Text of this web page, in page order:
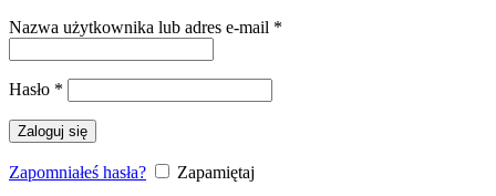
Nazwa użytkownika lub adres e-mail *
Hasło *
Zaloguj się
Zapomniałeś hasła?
Zapamiętaj